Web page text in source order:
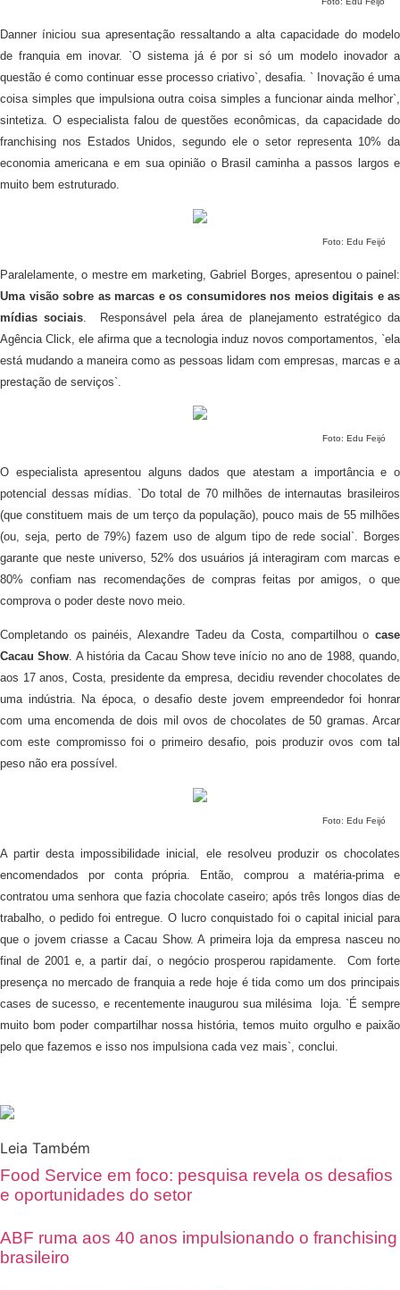
Danner íniciou sua apresentação ressaltando a alta capacidade do modelo
de franquia em inovar. `O sistema já é por si só um modelo inovador a
questão é como continuar esse processo criativo`, desafia. ` Inovação é uma
coisa simples que impulsiona outra coisa simples a funcionar ainda melhor`,
sintetiza. O especialista falou de questões econômicas, da capacidade do
franchising nos Estados Unidos, segundo ele o setor representa 10% da
economia americana e em sua opinião o Brasil caminha a passos largos e
muito bem estruturado.
Foto: Edu Feijó
Paralelamente, o mestre em marketing, Gabriel Borges, apresentou o painel:
Uma visão sobre as marcas e os consumidores nos meios digitais e as
mídias sociais . Responsável pela área de planejamento estratégico da
Agência Click, ele afirma que a tecnologia induz novos comportamentos, `ela
está mudando a maneira como as pessoas lidam com empresas, marcas e a
prestação de serviços`.
Foto: Edu Feijó
O especialista apresentou alguns dados que atestam a importância e o
potencial dessas mídias. `Do total de 70 milhões de internautas brasileiros
(que constituem mais de um terço da população), pouco mais de 55 milhões
(ou, seja, perto de 79%) fazem uso de algum tipo de rede social`. Borges
garante que neste universo, 52% dos usuários já interagiram com marcas e
80% confiam nas recomendações de compras feitas por amigos, o que
comprova o poder deste novo meio.
Completando os painéis, Alexandre Tadeu da Costa, compartilhou o case
Cacau Show. A história da Cacau Show teve início no ano de 1988, quando,
aos 17 anos, Costa, presidente da empresa, decidiu revender chocolates de
uma indústria. Na época, o desafio deste jovem empreendedor foi honrar
com uma encomenda de dois mil ovos de chocolates de 50 gramas. Arcar
com este compromisso foi o primeiro desafio, pois produzir ovos com tal
peso não era possível.
Foto: Edu Feijó
A partir desta impossibilidade inicial, ele resolveu produzir os chocolates
encomendados por conta própria. Então, comprou a matéria-prima e
contratou uma senhora que fazia chocolate caseiro; após três longos dias de
trabalho, o pedido foi entregue. O lucro conquistado foi o capital inicial para
que o jovem criasse a Cacau Show. A primeira loja da empresa nasceu no
final de 2001 e, a partir daí, o negócio prosperou rapidamente. Com forte
presença no mercado de franquia a rede hoje é tida como um dos principais
cases de sucesso, e recentemente inaugurou sua milésima loja. `É sempre
muito bom poder compartilhar nossa história, temos muito orgulho e paixão
pelo que fazemos e isso nos impulsiona cada vez mais`, conclui.
Leia Também
Food Service em foco: pesquisa revela os desafios
e oportunidades do setor
ABF ruma aos 40 anos impulsionando o franchising
brasileiro